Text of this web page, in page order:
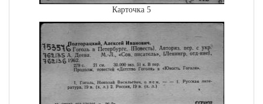
Карточка 5